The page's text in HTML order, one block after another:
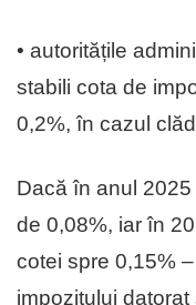
• autoritățile
stabili cota de
0,2%, în cazul
Dacă în anul 2025
de 0,08%, iar în
cotei spre 0,15%
impozitului